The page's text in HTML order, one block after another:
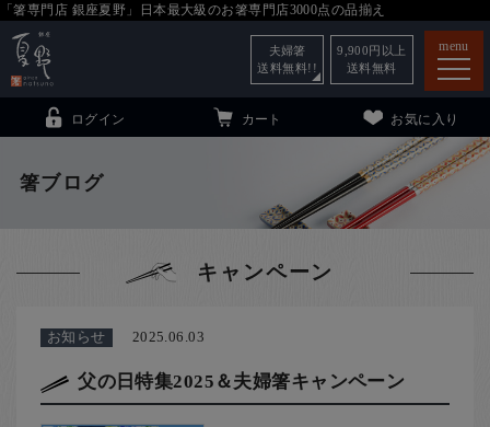
「箸専門店 銀座夏野」日本最大級のお箸専門店3000点の品揃え
menu
銀座夏野・箸長について
こども和食器 小夏について
ログイン カート お気に入り
夫婦箸
送料無料!!
9,900 円以上
送料無料
箸ブログ
キャンペーン
お知らせ 2025.06.03
父の日特集2025＆夫婦箸キャンペーン